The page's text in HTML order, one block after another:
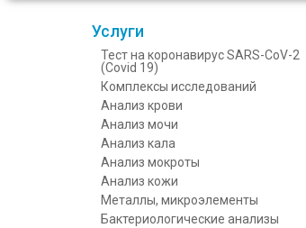
Услуги
Тест на коронавирус SARS-CoV-2
(Covid 19)
Комплексы исследований
Анализ крови
Анализ мочи
Анализ кала
Анализ мокроты
Анализ кожи
Металлы, микроэлементы
Бактериологические анализы